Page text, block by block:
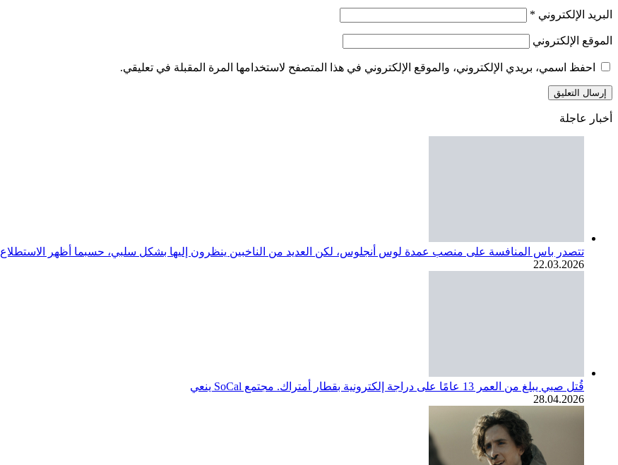
البريد الإلكتروني *
الموقع الإلكتروني
احفظ اسمي، بريدي الإلكتروني، والموقع الإلكتروني في هذا المتصفح لاستخدامها المرة المقبلة في تعليقي.
أخبار عاجلة
تتصدر باس المنافسة على منصب عمدة لوس أنجلوس، لكن العديد من الناخبين ينظرون إليها بشكل سلبي، حسبما أظهر الاستطلاع
22.03.2026
قُتل صبي يبلغ من العمر 13 عامًا على دراجة إلكترونية بقطار أمتراك. مجتمع SoCal ينعي
28.04.2026